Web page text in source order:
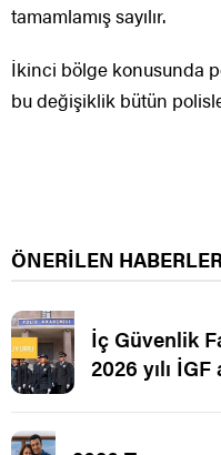
tamamlamış sayılır.
İkinci bölge konusunda
bu değişiklik bütün
ÖNERİLEN HABERLER
İç Güvenlik
2026 yılı İGF